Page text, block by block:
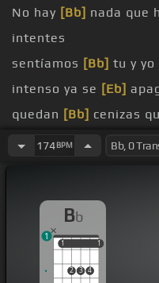
No hay [Bb] nada que
intentes
sentíamos [Bb] tu y yo
intenso ya se [Eb]
quedan [Bb] cenizas
por aca
174BPM
Bb
1
2 3 4
1
1 1
1